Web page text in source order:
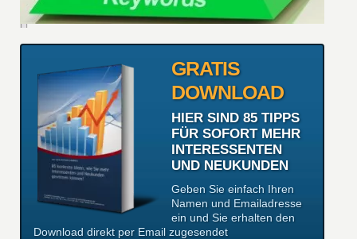
GRATIS
DOWNLOAD
HIER SIND 85 TIPPS
FÜR SOFORT MEHR
INTERESSENTEN
UND NEUKUNDEN
Geben Sie einfach Ihren
Namen und Emailadresse
ein und Sie erhalten den
Download direkt per Email zugesendet